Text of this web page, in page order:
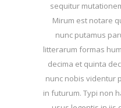
sequitur
Mirum est notare
nunc putamus
litterarum formas
decima et quinta
nunc nobis videntur
in futurum. Typi non